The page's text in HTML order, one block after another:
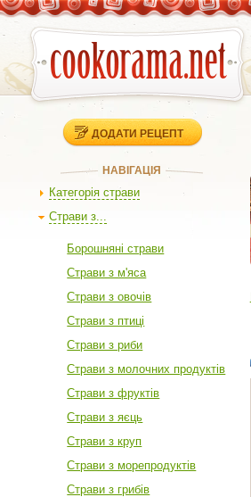
ДОДАТИ РЕЦЕПТ
НАВІГАЦІЯ
Категорія страви
Страви з...
Борошняні страви
Страви з м'яса
Страви з овочів
Страви з птиці
Страви з риби
Страви з молочних продуктів
Страви з фруктів
Cтрави з яєць
Страви з круп
Страви з морепродуктів
Страви з грибів